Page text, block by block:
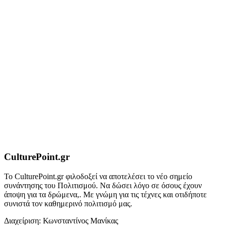
CulturePoint.gr
Το CulturePoint.gr φιλοδοξεί να αποτελέσει το νέο σημείο
συνάντησης του Πολιτισμού. Να δώσει λόγο σε όσους έχουν
άποψη για τα δρώμενα,. Με γνώμη για τις τέχνες και οτιδήποτε
συνιστά τον καθημερινό πολιτισμό μας.
Διαχείριση: Κωνσταντίνος Μανίκας